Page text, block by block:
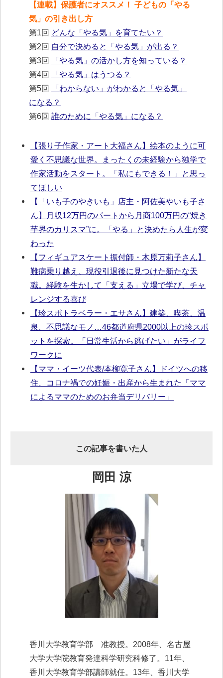
【連載】保護者にオススメ！ 子どもの「やる
気」の引き出し方
第1回 どんな「やる気」を育てたい？
第2回 自分で決めると「やる気」が出る？
第3回
「やる気」の活かし方を知っている？
第4回
「やる気」はうつる？
第5回
「わからない」がわかると「やる気」
になる？
第6回誰のために「やる気」になる？
【張り子作家・アート大福さん】絵本のように可
愛く不思議な世界。まったくの未経験から独学で
作家活動をスタート。「私にもできる！」と思っ
てほしい
【「いも子のやきいも」店主・阿佐美やいも子さ
ん】月収12万円のパートから月商100万円の“焼き
芋界のカリスマ”に。「やる」と決めたら人生が変
わった
【フィギュアスケート振付師・木原万莉子さん】
難病乗り越え、現役引退後に見つけた新たな天
職。経験を生かして「支える」立場で学び、チャ
レンジする喜び
【珍スポトラベラー・エサさん】建築、喫茶、温
泉、不思議なモノ…46都道府県2000以上の珍スポ
ットを探索。「日常生活から逃げたい」がライフ
ワークに
【ママ・イーツ代表/本柳寛子さん】ドイツへの移
住、コロナ禍での妊娠・出産から生まれた「ママ
によるママのためのお弁当デリバリー」
この記事を書いた人
岡田 涼
香川大学教育学部 准教授。2008年、名古屋
大学大学院教育発達科学研究科修了。11年、
香川大学教育学部講師就任。13年、香川大学